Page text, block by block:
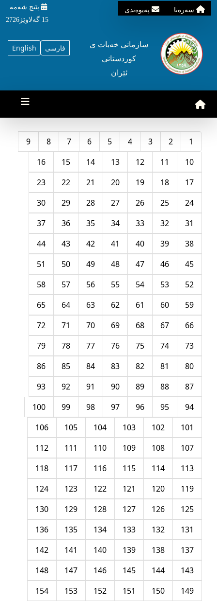
سه‌ره‌تا په‌یوه‌ندی
پێنچ شه‌مه‌
15 گه‌لاوێژ2726
English فارسی
سازمانی خه‌بات ی
کوردستانی
ئێران
1
2
3
4
5
6
7
8
9
10
11
12
13
14
15
16
17
18
19
20
21
22
23
24
25
26
27
28
29
30
31
32
33
34
35
36
37
38
39
40
41
42
43
44
45
46
47
48
49
50
51
52
53
54
55
56
57
58
59
60
61
62
63
64
65
66
67
68
69
70
71
72
73
74
75
76
77
78
79
80
81
82
83
84
85
86
87
88
89
90
91
92
93
94
95
96
97
98
99
100
101
102
103
104
105
106
107
108
109
110
111
112
113
114
115
116
117
118
119
120
121
122
123
124
125
126
127
128
129
130
131
132
133
134
135
136
137
138
139
140
141
142
143
144
145
146
147
148
149
150
151
152
153
154